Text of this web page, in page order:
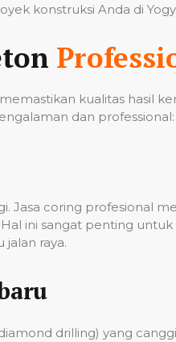
konstruksi Anda di
kualitas hasil
dan professional:
coring profesional
ini sangat penting
raya.
drilling) yang